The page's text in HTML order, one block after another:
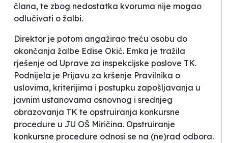
člana, te zbog nedostatka kvoruma nije mogao
odlučivati o žalbi.
Direktor je potom angažirao treću osobu do
okončanja žalbe Edise Okić. Emka je tražila
rješenje od Uprave za inspekcijske poslove TK.
Podnijela je Prijavu za kršenje Pravilnika o
uslovima, kriterijima i postupku zapošljavanja u
javnim ustanovama osnovnog i srednjeg
obrazovanja TK te opstruiranja konkursne
procedure u JU OŠ Miričina. Opstruiranje
konkursne procedure odnosi se na (ne)rad odbora.